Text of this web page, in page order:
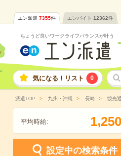
エン派遣 7355件 エンバイト 12362件
ちょうど良いワークライフバランスが叶う
気になる！リスト 0
派遣TOP 九州・沖縄 長崎 観光
平均時給: 1,250
設定中の検索条件